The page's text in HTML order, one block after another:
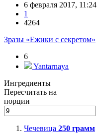
6 февраля 2017, 11:24
1
4264
Зразы «Ежики с секретом»
6
Yantarnaya
Ингредиенты
Пересчитать на
порции
Чечевица 250 грамм